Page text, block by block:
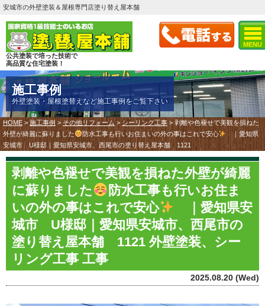
MENU
安城市の外壁塗装＆屋根専門店塗り替え屋本舗
公共塗装で培った技術で
高品質な住宅塗装！
施工事例
外壁塗装・屋根塗替えなど施工事例をご覧下さい
HOME >施工事例 > その他リフォーム > シーリング工事 > 剥離や色褪せで美観を損ねた
外壁が綺麗に蘇りました
防水工事も行いお住まいの外の事はこれで安心
｜愛知県
安城市 U様邸｜愛知県安城市、西尾市の塗り替え屋本舗 1121
剥離や色褪せで美観を損ねた外壁が綺麗
に蘇りました
防水工事も行いお住ま
いの外の事はこれで安心
｜愛知県安
城市 U様邸｜愛知県安城市、西尾市の
塗り替え屋本舗 1121 外壁塗装、シー
リング工事 工事
2025.08.20 (Wed)